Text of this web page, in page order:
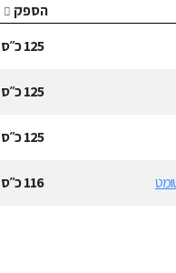
הספק
125כ״ס
125כ״ס
125כ״ס
116כ״ס